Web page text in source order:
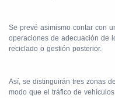
Se prevé asimismo contar con
operaciones de adecuación de
reciclado o gestión posterior.
Así, se distinguirán tres zonas
modo que el tráfico de